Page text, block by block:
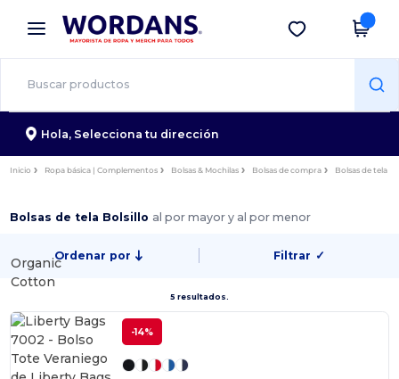
× App de Wordans
¡Mejores precios en app!
Descargar app
Hola, Selecciona tu dirección
Inicio Ropa básica | Complementos Bolsas & Mochilas Bolsas de compra Bolsas de tela
Bolsas de tela Bolsillo al por mayor y al por menor
Ordenar por Filtrar ✓
5 resultados.
Organic
Cotton
-14%